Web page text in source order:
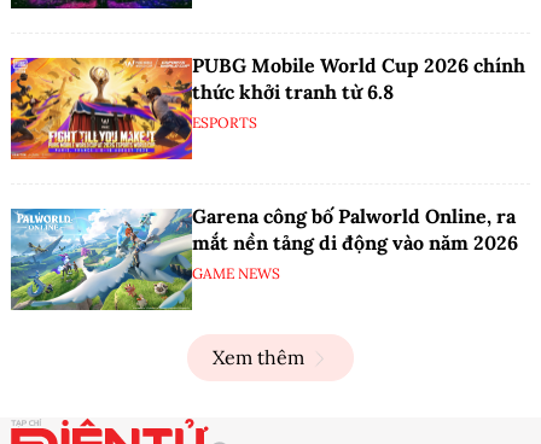
PUBG Mobile World Cup 2026 chính
thức khởi tranh từ 6.8
ESPORTS
Garena công bố Palworld Online, ra
mắt nền tảng di động vào năm 2026
GAME NEWS
Xem thêm